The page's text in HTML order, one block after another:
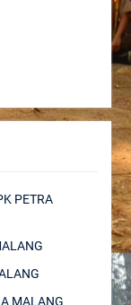
PETRA
MALANG